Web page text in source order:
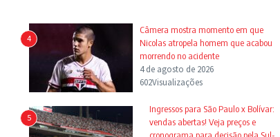
4
Câmera mostra momento em que
Nicolas atropela homem que acabou
morrendo no acidente
4 de agosto de 2026
602Visualizações
5
Ingressos para São Paulo x Bolívar:
vendas abertas! Veja preços e
cronograma para decisão pela Sul-